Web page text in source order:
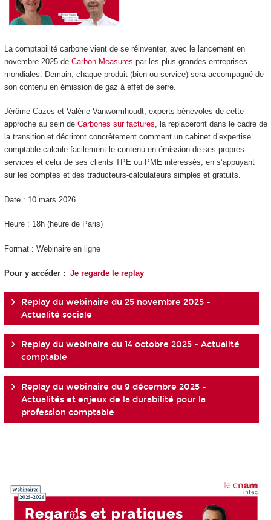
La comptabilité carbone vient de se réinventer, avec le lancement en
novembre 2025 de Carbon Measures par les plus grandes entreprises
mondiales. Demain, chaque produit (bien ou service) sera accompagné de
son contenu en émission de gaz à effet de serre.
Jérôme Cazes et Valérie Vanwormhoudt, experts bénévoles de cette
approche au sein de Carbones sur factures, la replaceront dans le cadre de
la transition et décriront concrètement comment un cabinet d’expertise
comptable calcule facilement le contenu en émission de ses propres
services et celui de ses clients TPE ou PME intéressés, en s’appuyant
sur les comptes et des traducteurs-calculateurs simples et gratuits.
Date : 10 mars 2026
Heure : 18h (heure de Paris)
Format : Webinaire en ligne
Pour y accéder : Je regarde le replay
Replay du webinaire du 25 novembre 2025 -
Actualité sociale
Replay du webinaire du 14 octobre 2025 - Actualité
comptable
Replay du webinaire du 9 décembre 2025 -
Actualités et enjeux de la durabilité pour la
profession comptable